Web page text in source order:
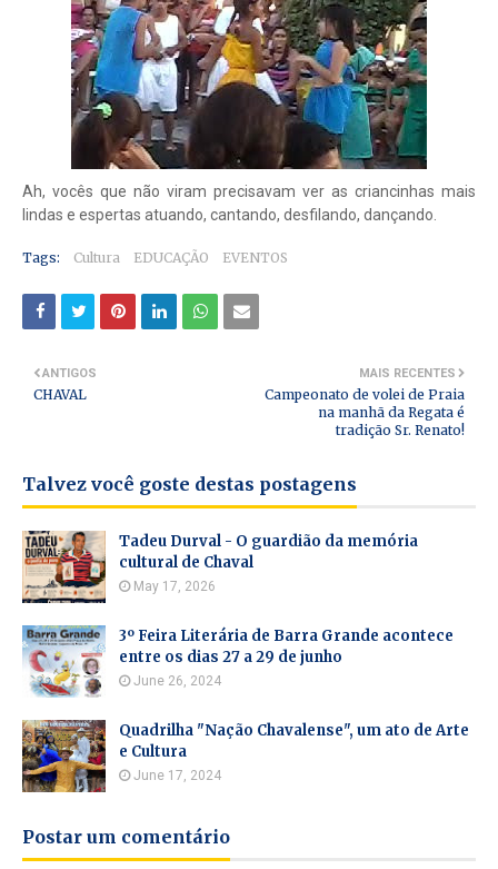
Ah, vocês que não viram precisavam ver as criancinhas mais
lindas e espertas atuando, cantando, desfilando, dançando.
Tags: Cultura EDUCAÇÃO EVENTOS
MAIS RECENTES
Campeonato de volei de Praia
na manhã da Regata é
tradição Sr. Renato!
ANTIGOS
CHAVAL
Talvez você goste destas postagens
Tadeu Durval - O guardião da memória
cultural de Chaval
May 17, 2026
3º Feira Literária de Barra Grande acontece
entre os dias 27 a 29 de junho
June 26, 2024
Quadrilha "Nação Chavalense", um ato de Arte
e Cultura
June 17, 2024
Postar um comentário